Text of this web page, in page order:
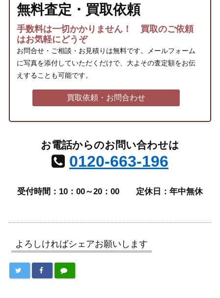
無料査定・買取依頼
手数料は一切かかりません！ 買取のご依頼
はお気軽にどうぞ
お問合せ・ご相談・お見積りは無料です。メールフォーム
に写真を添付していただくだけで、大よその査定額をお伝
えすることも可能です。
買取依頼・お問合わせ
お電話からのお問い合わせは
0120-663-196
受付時間：10：00～20：00 定休日：年中無休
よろしければシェアお願いします